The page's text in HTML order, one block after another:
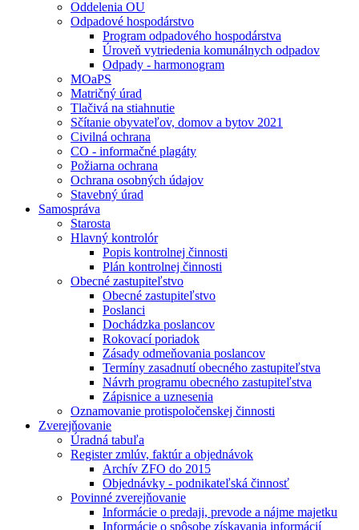
Oddelenia OU
Odpadové hospodárstvo
Program odpadového hospodárstva
Úroveň vytriedenia komunálnych odpadov
Odpady - harmonogram
MOaPS
Matričný úrad
Tlačivá na stiahnutie
Sčítanie obyvateľov, domov a bytov 2021
Civilná ochrana
CO - informačné plagáty
Požiarna ochrana
Ochrana osobných údajov
Stavebný úrad
Samospráva
Starosta
Hlavný kontrolór
Popis kontrolnej činnosti
Plán kontrolnej činnosti
Obecné zastupiteľstvo
Obecné zastupiteľstvo
Poslanci
Dochádzka poslancov
Rokovací poriadok
Zásady odmeňovania poslancov
Termíny zasadnutí obecného zastupiteľstva
Návrh programu obecného zastupiteľstva
Zápisnice a uznesenia
Oznamovanie protispoločenskej činnosti
Zverejňovanie
Úradná tabuľa
Register zmlúv, faktúr a objednávok
Archív ZFO do 2015
Objednávky - podnikateľská činnosť
Povinné zverejňovanie
Informácie o predaji, prevode a nájme majetku
Informácie o spôsobe získavania informácií